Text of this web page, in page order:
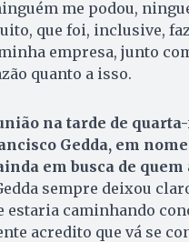
me podou,
que foi, inclusive,
empresa, junto
quanto a isso.
na tarde de
Gedda, em
em busca de quem
sempre deixou
estaria caminhando
acredito que vá se